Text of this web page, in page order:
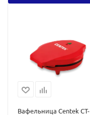
Вафельница Centek CT-